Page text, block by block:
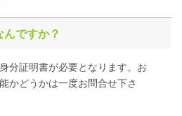
ですか？
分証明書が必要となります。お
かどうかは一度お問合せ下さ